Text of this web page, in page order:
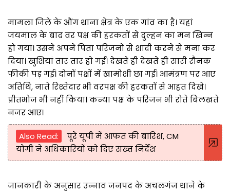
मामला जिले के औंग थाना क्षेत्र के एक गांव का है। यहां
जयमाल के बाद वर पक्ष की हरकतों से दुल्हन का मन खिन्न
हो गया। उसने अपने पिता परिजनों से शादी करने से मना कर
दिया। खुशियां तार तार हो गई। देखते ही देखते ही सारी रौनक
फीकी पड़ गई। दोनों पक्षों में खामोशी छा गई। आमंत्रण पर आए
अतिथि, नाते रिश्तेदार भी वरपक्ष की हरकतों से आहत दिखे।
प्रीतभोज भी नहीं किया। कन्या पक्ष के परिजन भी रोते बिलखते
नजर आए।
Also Read:
पूरे यूपी में आफत की बारिश, CM
योगी ने अधिकारियों को दिए सख्त निर्देश
जानकारी के अनुसार उन्नाव जनपद के अचलगंज थाने के